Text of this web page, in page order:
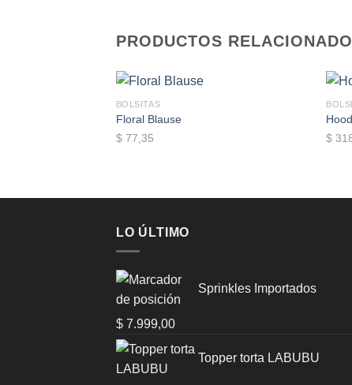
PRODUCTOS
BOLSITAS
Floral Blause
$77,35
$
LO ÚLTIMO
Sprinkles Importados
$ 7.999,00
Topper torta LABUBU